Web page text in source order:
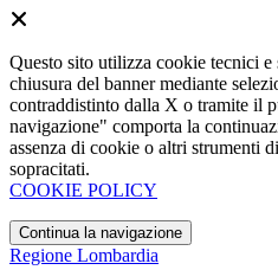
Questo sito utilizza cookie tecnici
chiusura del banner mediante
contraddistinto dalla X o tramite il
navigazione" comporta la
assenza di cookie o altri strumenti
sopracitati.
COOKIE POLICY
Continua la navigazione
Regione Lombardia